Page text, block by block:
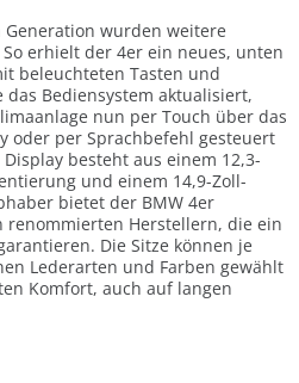
wurden weitere
erhielt der 4er ein neues, unten
beleuchteten Tasten und
Bediensystem aktualisiert,
nun per Touch über das
oder per Sprachbefehl gesteuert
besteht aus einem 12,3-
und einem 14,9-Zoll-
bietet der BMW 4er
renommierten Herstellern, die ein
Die Sitze können je
Lederarten und Farben gewählt
Komfort, auch auf langen